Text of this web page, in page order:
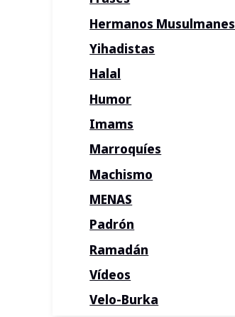
Hermanos Musulmanes
Yihadistas
Halal
Humor
Imams
Marroquíes
Machismo
MENAS
Padrón
Ramadán
Vídeos
Velo-Burka